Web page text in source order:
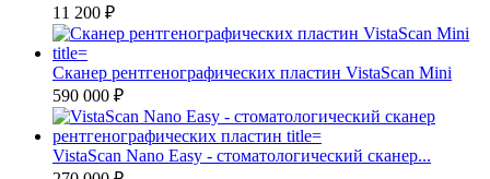
11 200 ₽
Сканер рентгенографических пластин VistaScan Mini
590 000 ₽
VistaScan Nano Easy - стоматологический сканер...